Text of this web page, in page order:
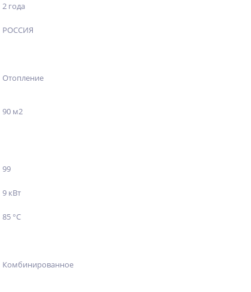
2 года
РОССИЯ
Отопление
90 м2
99
9 кВт
85 °С
Комбинированное